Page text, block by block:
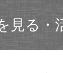
見る・